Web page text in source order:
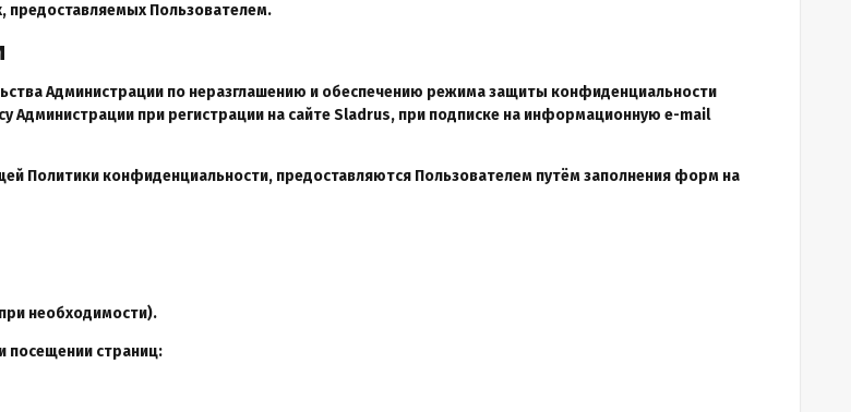
предоставляемых Пользователем.
Администрации по неразглашению и обеспечению режима защиты конфиденциальности
Администрации при регистрации на сайте Sladrus, при подписке на информационную e-mail
Политики конфиденциальности, предоставляются Пользователем путём заполнения форм на
необходимости).
посещении страниц: